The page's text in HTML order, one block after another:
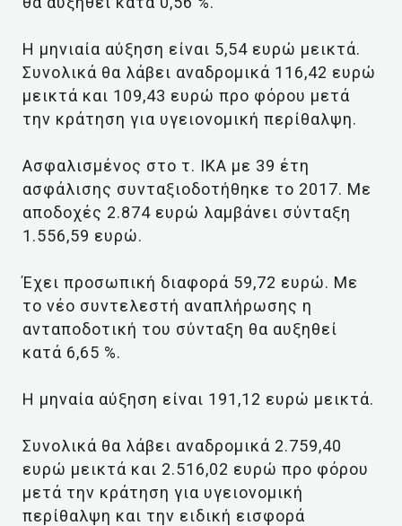
Η μηνιαία αύξηση είναι 5,54 ευρώ μεικτά.
Συνολικά θα λάβει αναδρομικά 116,42 ευρώ
μεικτά και 109,43 ευρώ προ φόρου μετά
την κράτηση για υγειονομική περίθαλψη.
Ασφαλισμένος στο τ. ΙΚΑ με 39 έτη
ασφάλισης συνταξιοδοτήθηκε το 2017. Με
αποδοχές 2.874 ευρώ λαμβάνει σύνταξη
1.556,59 ευρώ.
Έχει προσωπική διαφορά 59,72 ευρώ. Με
το νέο συντελεστή αναπλήρωσης η
ανταποδοτική του σύνταξη θα αυξηθεί
κατά 6,65 %.
Η μηναία αύξηση είναι 191,12 ευρώ μεικτά.
Συνολικά θα λάβει αναδρομικά 2.759,40
ευρώ μεικτά και 2.516,02 ευρώ προ φόρου
μετά την κράτηση για υγειονομική
περίθαλψη και την ειδική εισφορά